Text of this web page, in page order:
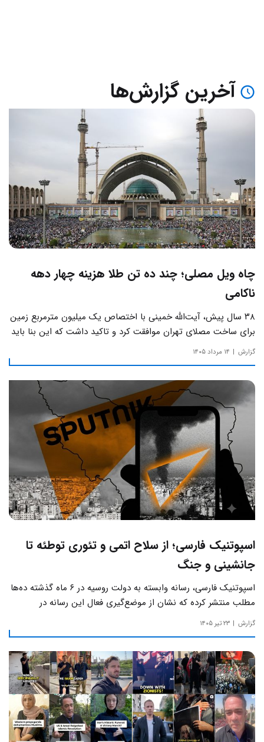
آخرین گزارش‌ها
چاه ویل مصلی؛ چند ده تن طلا هزینه چهار دهه
ناکامی
۳۸ سال پیش، آیت‌الله خمینی با اختصاص یک میلیون مترمربع زمین
برای ساخت مصلای تهران موافقت کرد و تاکید داشت که این بنا باید
به دور از زرق‌وبرق و یادآور سادگی مساجد صدر اسلام باشد.
گزارش ۱۴ مرداد ۱۴۰۵
اسپوتنیک فارسی؛ از سلاح اتمی و تئوری توطئه تا
جانشینی و جنگ
اسپوتنیک فارسی، رسانه وابسته به دولت روسیه در ۶ ماه گذشته ده‌ها
مطلب منتشر کرده که نشان از موضع‌گیری فعال این رسانه‌ در
حساس‌ترین مسائل چالش‌های داخلی ایران دارد.
گزارش ۲۳ تیر ۱۴۰۵